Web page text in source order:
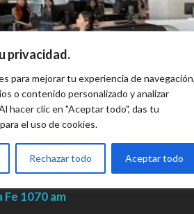
privacidad.
para mejorar tu experiencia de navegación,
o contenido personalizado y analizar
hacer clic en "Aceptar todo", das tu
el uso de cookies.
Rechazar todo Aceptar todo
Económicos
octubre 4, 2024
1070 am